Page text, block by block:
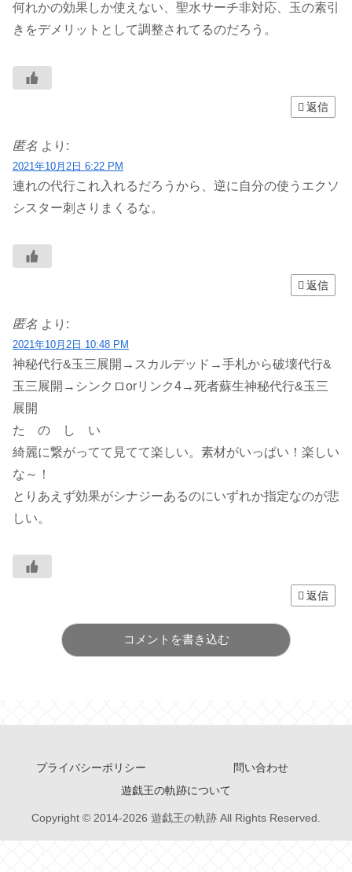
何れかの効果しか使えない、聖水サーチ非対応、玉の素引
きをデメリットとして調整されてるのだろう。
返信
匿名 より:
2021年10月2日 6:22 PM
連れの代行これ入れるだろうから、逆に自分の使うエクソ
シスター刺さりまくるな。
返信
匿名 より:
2021年10月2日 10:48 PM
神秘代行&玉三展開→スカルデッド→手札から破壊代行&
玉三展開→シンクロorリンク4→死者蘇生神秘代行&玉三
展開
た の し い
綺麗に繋がってて見てて楽しい。素材がいっぱい！楽しい
な～！
とりあえず効果がシナジーあるのにいずれか指定なのが悲
しい。
返信
コメントを書き込む
プライバシーポリシー
問い合わせ
遊戯王の軌跡について
Copyright © 2014-2026 遊戯王の軌跡 All Rights Reserved.